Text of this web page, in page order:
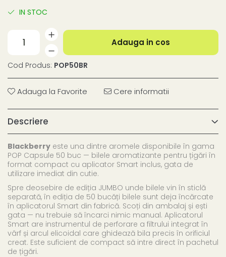
IN STOC
Adauga in cos
Cod Produs: POP50BR
Adauga la Favorite Cere informatii
Descriere
Blackberry este una dintre aromele disponibile în gama
POP Capsule 50 buc — bilele aromatizante pentru țigări în
format compact cu aplicator Smart inclus, gata de
utilizare imediat din cutie.
Spre deosebire de ediția JUMBO unde bilele vin în sticlă
separată, în ediția de 50 bucăți bilele sunt deja încărcate
în aplicatorul Smart din fabrică. Scoți din ambalaj și ești
gata — nu trebuie să încarci nimic manual. Aplicatorul
Smart are instrumentul de perforare a filtrului integrat în
vârf și arcul elicoidal care ghidează bila precis în orificiul
creat. Este suficient de compact să intre direct în pachetul
de țigări.